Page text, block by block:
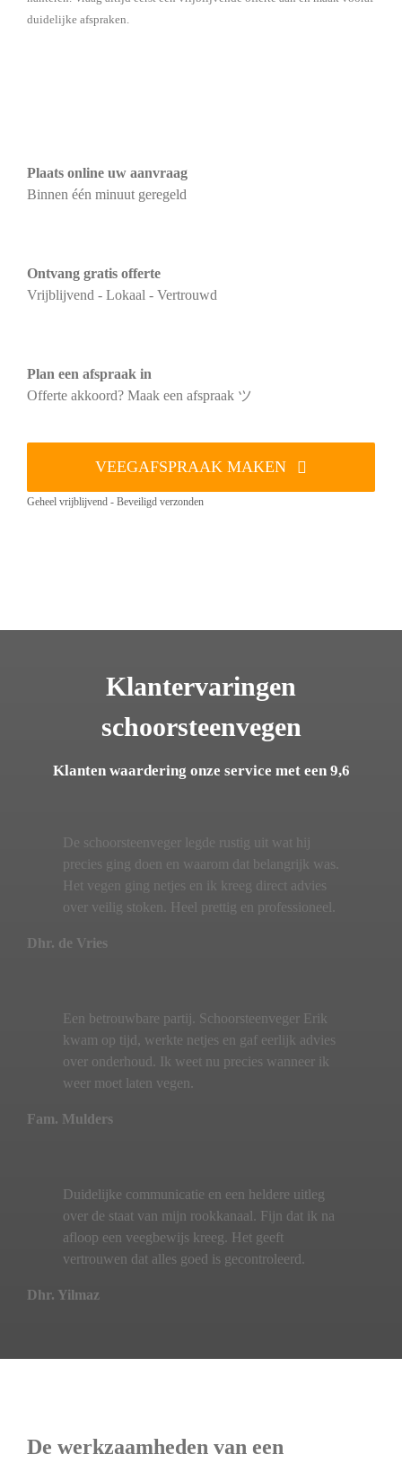
duidelijke afspraken.
Plaats online uw aanvraag
Binnen één minuut geregeld
Ontvang gratis offerte
Vrijblijvend - Lokaal - Vertrouwd
Plan een afspraak in
Offerte akkoord? Maak een afspraak ツ
VEEGAFSPRAAK MAKEN
Geheel vrijblijvend - Beveiligd verzonden
Klantervaringen
schoorsteenvegen
Klanten waardering onze service met een 9,6
De schoorsteenveger legde rustig uit wat hij
precies ging doen en waarom dat belangrijk was.
Het vegen ging netjes en ik kreeg direct advies
over veilig stoken. Heel prettig en professioneel.
Dhr. de Vries
Een betrouwbare partij. Schoorsteenveger Erik
kwam op tijd, werkte netjes en gaf eerlijk advies
over onderhoud. Ik weet nu precies wanneer ik
weer moet laten vegen.
Fam. Mulders
Duidelijke communicatie en een heldere uitleg
over de staat van mijn rookkanaal. Fijn dat ik na
afloop een veegbewijs kreeg. Het geeft
vertrouwen dat alles goed is gecontroleerd.
Dhr. Yilmaz
De werkzaamheden van een